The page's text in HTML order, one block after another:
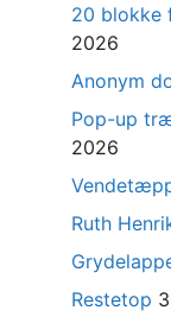
20 blokke
2026
Anonym
Pop-up
2026
Ruth
Restetop